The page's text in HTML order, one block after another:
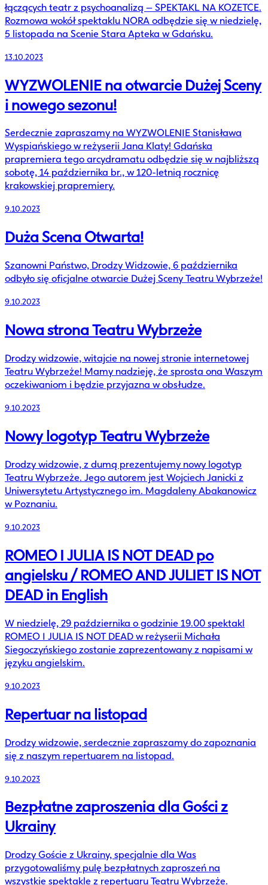
łączących teatr z psychoanalizą – SPEKTAKL NA KOZETCE.
Rozmowa wokół spektaklu NORA odbędzie się w niedzielę,
5 listopada na Scenie Stara Apteka w Gdańsku.
13.10.2023
WYZWOLENIE na otwarcie Dużej Sceny
i nowego sezonu!
Serdecznie zapraszamy na WYZWOLENIE Stanisława
Wyspiańskiego w reżyserii Jana Klaty! Gdańska
prapremiera tego arcydramatu odbędzie się w najbliższą
sobotę, 14 października br., w 120-letnią rocznicę
krakowskiej prapremiery.
9.10.2023
Duża Scena Otwarta!
Szanowni Państwo, Drodzy Widzowie, 6 października
odbyło się oficjalne otwarcie Dużej Sceny Teatru Wybrzeże!
9.10.2023
Nowa strona Teatru Wybrzeże
Drodzy widzowie, witajcie na nowej stronie internetowej
Teatru Wybrzeże! Mamy nadzieję, że sprosta ona Waszym
oczekiwaniom i będzie przyjazna w obsłudze.
9.10.2023
Nowy logotyp Teatru Wybrzeże
Drodzy widzowie, z dumą prezentujemy nowy logotyp
Teatru Wybrzeże. Jego autorem jest Wojciech Janicki z
Uniwersytetu Artystycznego im. Magdaleny Abakanowicz
w Poznaniu.
9.10.2023
ROMEO I JULIA IS NOT DEAD po
angielsku / ROMEO AND JULIET IS NOT
DEAD in English
W niedzielę, 29 października o godzinie 19.00 spektakl
ROMEO I JULIA IS NOT DEAD w reżyserii Michała
Siegoczyńskiego zostanie zaprezentowany z napisami w
języku angielskim.
9.10.2023
Repertuar na listopad
Drodzy widzowie, serdecznie zapraszamy do zapoznania
się z naszym repertuarem na listopad.
9.10.2023
Bezpłatne zaproszenia dla Gości z
Ukrainy
Drodzy Goście z Ukrainy, specjalnie dla Was
przygotowaliśmy pulę bezpłatnych zaproszeń na
wszystkie spektakle z repertuaru Teatru Wybrzeże.